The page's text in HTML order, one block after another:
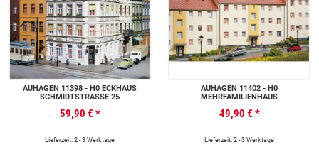
AUHAGEN 11398 - H0 ECKHAUS
SCHMIDTSTRASSE 25
59,90 € *
Lieferzeit: 2 - 3 Werktage
AUHAGEN 11402 - H0
MEHRFAMILIENHAUS
49,90 € *
Lieferzeit: 2 - 3 Werktage